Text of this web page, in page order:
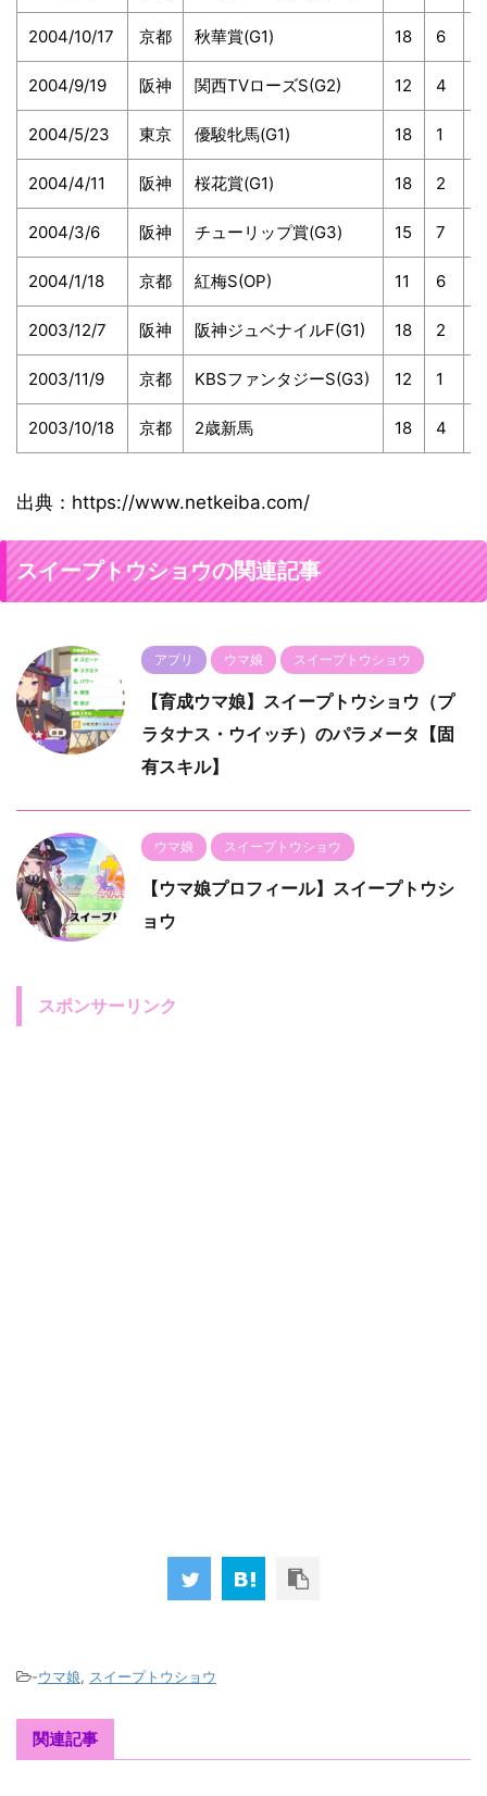
2004/10/17 京都 秋華賞(G1) 18 6
2004/9/19 阪神 関西TVローズS(G2) 12 4
2004/5/23 東京 優駿牝馬(G1) 18 1
2004/4/11 阪神 桜花賞(G1) 18 2
2004/3/6 阪神 チューリップ賞(G3) 15 7
2004/1/18 京都 紅梅S(OP) 11 6
2003/12/7 阪神 阪神ジュベナイルF(G1) 18 2
2003/11/9 京都 KBSファンタジーS(G3) 12 1
2003/10/18 京都 2歳新馬 18 4
出典：https://www.netkeiba.com/
スイープトウショウの関連記事
アプリ ウマ娘 スイープトウショウ
【育成ウマ娘】スイープトウショウ（プ
ラタナス・ウイッチ）のパラメータ【固
有スキル】
ウマ娘 スイープトウショウ
【ウマ娘プロフィール】スイープトウシ
ョウ
スポンサーリンク
-ウマ娘, スイープトウショウ
関連記事